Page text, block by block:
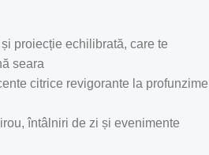
proiecție echilibrată, care te
seara
citrice revigorante la profunzime
întâlniri de zi și evenimente